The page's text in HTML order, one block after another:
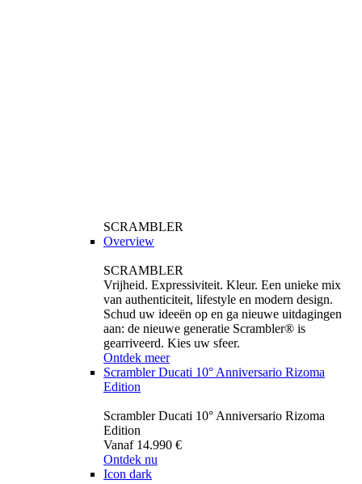
SCRAMBLER
Overview
SCRAMBLER
Vrijheid. Expressiviteit. Kleur. Een unieke mix
van authenticiteit, lifestyle en modern design.
Schud uw ideeën op en ga nieuwe uitdagingen
aan: de nieuwe generatie Scrambler® is
gearriveerd. Kies uw sfeer.
Ontdek meer
Scrambler Ducati 10° Anniversario Rizoma
Edition
Scrambler Ducati 10° Anniversario Rizoma
Edition
Vanaf 14.990 €
Ontdek nu
Icon dark